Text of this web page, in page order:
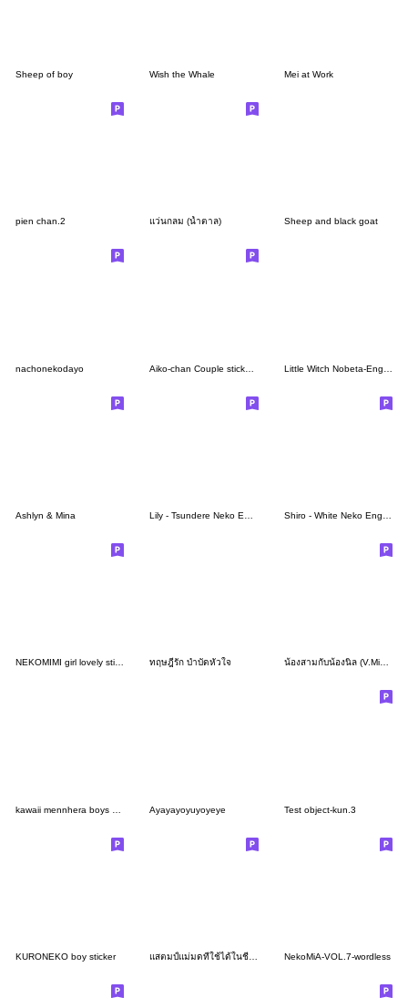
Sheep of boy Wish the Whale Mei at Work
pien chan.2 แว่นกลม (น้ำตาล) Sheep and black goat
nachonekodayo
Ashlyn & Mina
NEKOMIMI girl lovely sticker ทฤษฎีรัก บำบัดหัวใจ น้องสามกับน้องนิล (V.MiniMo)
Ayayayoyuyoyeye Test object-kun.3
KURONEKO boy sticker NekoMiA-VOL.7-wordless